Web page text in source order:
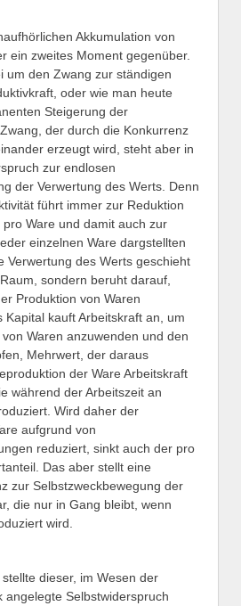
Akkumulation von
ein zweites Moment gegenüber.
um den Zwang zur ständigen
oder wie man heute
Steigerung der
der durch die Konkurrenz
erzeugt wird, steht aber in
zur endlosen
der Verwertung des Werts. Denn
führt immer zur Reduktion
Ware und damit auch zur
einzelnen Ware dargstellten
Verwertung des Werts geschieht
sondern beruht darauf,
Produktion von Waren
Kapital kauft Arbeitskraft an, um
Waren anzuwenden und den
Mehrwert, der daraus
der Ware Arbeitskraft
während der Arbeitszeit an
Wird daher der
aufgrund von
reduziert, sinkt auch der pro
Das aber stellt eine
zur Selbstzweckbewegung der
die nur in Gang bleibt, wenn
wird.
dieser, im Wesen der
angelegte Selbstwiderspruch